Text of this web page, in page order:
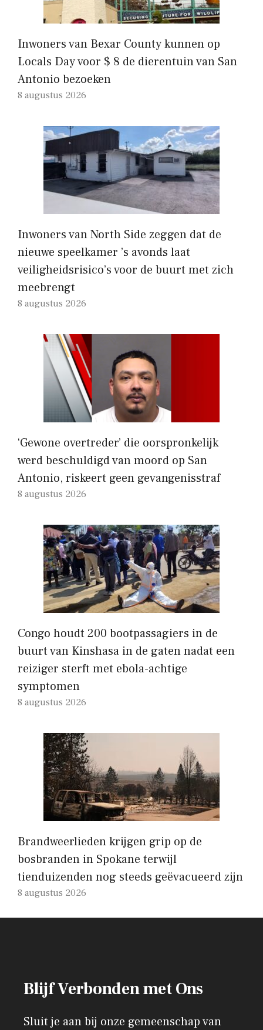
Inwoners van Bexar County kunnen op
Locals Day voor $ 8 de dierentuin van San
Antonio bezoeken
8 augustus 2026
Inwoners van North Side zeggen dat de
nieuwe speelkamer ’s avonds laat
veiligheidsrisico’s voor de buurt met zich
meebrengt
8 augustus 2026
‘Gewone overtreder’ die oorspronkelijk
werd beschuldigd van moord op San
Antonio, riskeert geen gevangenisstraf
8 augustus 2026
Congo houdt 200 bootpassagiers in de
buurt van Kinshasa in de gaten nadat een
reiziger sterft met ebola-achtige
symptomen
8 augustus 2026
Brandweerlieden krijgen grip op de
bosbranden in Spokane terwijl
tienduizenden nog steeds geëvacueerd zijn
8 augustus 2026
Blijf Verbonden met Ons
Sluit je aan bij onze gemeenschap van